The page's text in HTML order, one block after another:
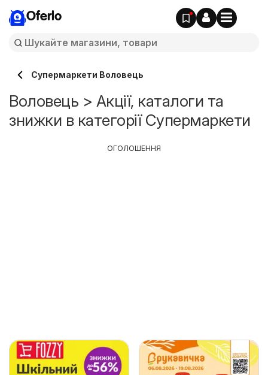
Oferlo
Супермаркети Воловець
Воловець > Акції, каталоги та
знижки в категорії Супермаркети
ОГОЛОШЕННЯ